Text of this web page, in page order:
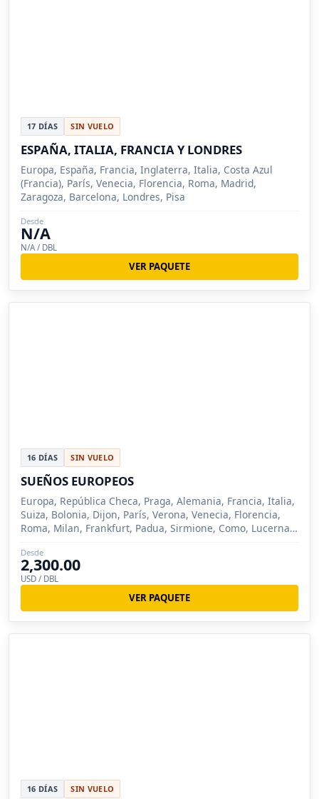
17 DÍAS SIN VUELO
ESPAÑA, ITALIA, FRANCIA Y LONDRES
Europa, España, Francia, Inglaterra, Italia, Costa Azul
(Francia), París, Venecia, Florencia, Roma, Madrid,
Zaragoza, Barcelona, Londres, Pisa
Desde
N/A
N/A / DBL
VER PAQUETE
16 DÍAS SIN VUELO
SUEÑOS EUROPEOS
Europa, República Checa, Praga, Alemania, Francia, Italia,
Suiza, Bolonia, Dijon, París, Verona, Venecia, Florencia,
Roma, Milan, Frankfurt, Padua, Sirmione, Como, Lucerna,
Desde
2,300.00
USD / DBL
VER PAQUETE
16 DÍAS SIN VUELO